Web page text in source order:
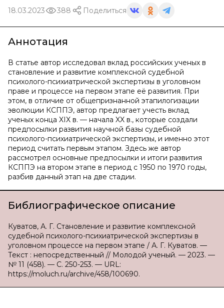
18.03.2023 388 Поделиться
Аннотация
В статье автор исследовал вклад российских ученых в
становление и развитие комплексной судебной
психолого-психиатрической экспертизы в уголовном
праве и процессе на первом этапе её развития. При
этом, в отличие от общепризнанной этапилогизации
эволюции КСППЭ, автор предлагает учесть вклад
ученых конца XIX в. — начала XX в., которые создали
предпосылки развития научной базы судебной
психолого-психиатрической экспертизы, и именно этот
период считать первым этапом. Здесь же автор
рассмотрел основные предпосылки и итоги развития
КСППЭ на втором этапе в период с 1950 по 1970 годы,
разбив данный этап на две стадии.
Библиографическое описание
Куватов, А. Г. Становление и развитие комплексной
судебной психолого-психиатрической экспертизы в
уголовном процессе на первом этапе / А. Г. Куватов. —
Текст : непосредственный // Молодой ученый. — 2023. —
№ 11 (458). — С. 250-253. — URL:
https://moluch.ru/archive/458/100690.